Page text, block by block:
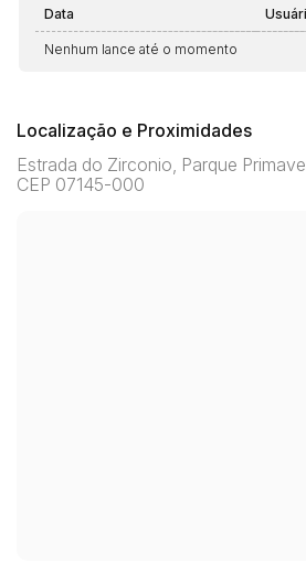
Data
Nenhum lance até o momento
Localização e Proximidades
Estrada do Zirconio, Parque
CEP 07145-000